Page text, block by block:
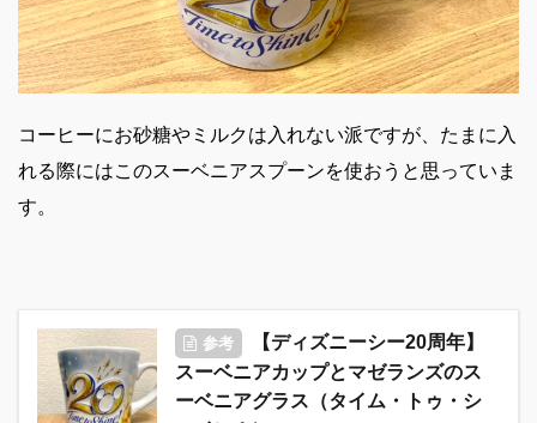
コーヒーにお砂糖やミルクは入れない派ですが、たまに入
れる際にはこのスーベニアスプーンを使おうと思っていま
す。
参考
【ディズニーシー20周年】
スーベニアカップとマゼランズのス
ーベニアグラス（タイム・トゥ・シ